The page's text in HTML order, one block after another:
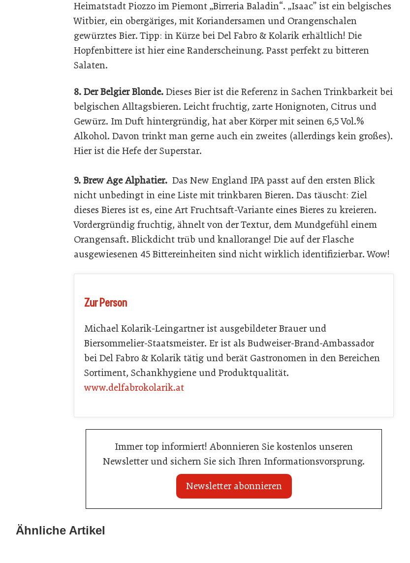
Heimatstadt Piozzo im Piemont „Birreria Baladin“. „Isaac” ist ein belgisches
Witbier, ein obergäriges, mit Koriandersamen und Orangenschalen
gewürztes Bier. Tipp: in Kürze bei Del Fabro & Kolarik erhältlich! Die
Hopfenbittere ist hier eine Randerscheinung. Passt perfekt zu bitteren
Salaten.
8. Der Belgier Blonde. Dieses Bier ist die Referenz in Sachen Trinkbarkeit bei
belgischen Alltagsbieren. Leicht fruchtig, zarte Honignoten, Citrus und
Gewürz. Im Duft hintergründig, hat aber Körper mit seinen 6,5 Vol.%
Alkohol. Davon trinkt man gerne auch ein zweites (allerdings kein großes).
Hier ist die Hefe der Superstar.
9. Brew Age Alphatier. Das New England IPA passt auf den ersten Blick
nicht unbedingt in eine Liste mit trinkbaren Bieren. Das täuscht: Ziel
dieses Bieres ist es, eine Art Fruchtsaft-Variante eines Bieres zu kreieren.
Vordergründig fruchtig, ähnelt von der Textur, dem Mundgefühl einem
Orangensaft. Blickdicht trüb und knallorange! Die auf der Flasche
ausgewiesenen 45 Bittereinheiten sind nicht wirklich identifizierbar. Wow!
Zur Person
Michael Kolarik-Leingartner ist ausgebildeter Brauer und
Biersommelier-Staatsmeister. Er ist als Budweiser-Brand-Ambassador
bei Del Fabro & Kolarik tätig und berät Gastronomen in den Bereichen
Sortiment, Schankhygiene und Produktqualität.
www.delfabrokolarik.at
Immer top informiert! Abonnieren Sie kostenlos unseren
Newsletter und sichern Sie sich Ihren Informationsvorsprung.
Newsletter abonnieren
Ähnliche Artikel
KI-Suche: Österreichs Hotels sind
Henkell Freixenet Austria: